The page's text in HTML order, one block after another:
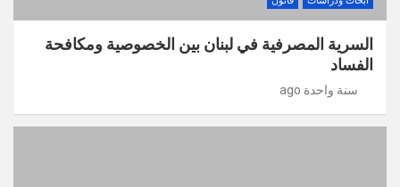
السرية المصرفية في لبنان بين الخصوصية ومكافحة
الفساد
سنة واحدة ago